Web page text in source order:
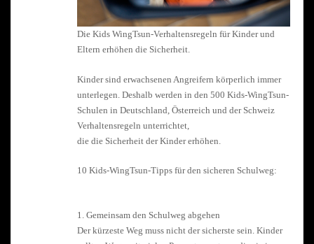
Die Kids WingTsun-Verhaltensregeln für Kinder und
Eltern erhöhen die Sicherheit.
Kinder sind erwachsenen Angreifern körperlich immer
unterlegen. Deshalb werden in den 500 Kids-WingTsun-
Schulen in Deutschland, Österreich und der Schweiz
Verhaltensregeln unterrichtet,
die die Sicherheit der Kinder erhöhen.
10 Kids-WingTsun-Tipps für den sicheren Schulweg:
1. Gemeinsam den Schulweg abgehen
Der kürzeste Weg muss nicht der sicherste sein. Kinder